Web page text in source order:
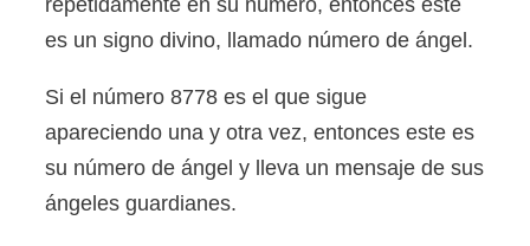
es un signo divino, llamado número de ángel.
Si el número 8778 es el que sigue
apareciendo una y otra vez, entonces este es
su número de ángel y lleva un mensaje de sus
ángeles guardianes.